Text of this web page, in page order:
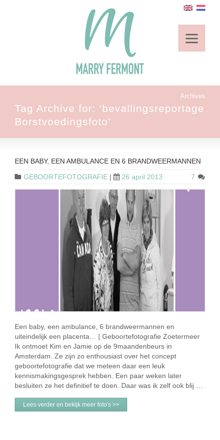
Archives
Tag Archive for: ‘bevallingsreportage
Borstvoedingsfoto’
EEN BABY, EEN AMBULANCE EN 6 BRANDWEERMANNEN
GEBOORTEFOTOGRAFIE | 26 april 2013 7
Een baby, een ambulance, 6 brandweermannen en
uiteindelijk een placenta… | Geboortefotografie Zoetermeer
Ik ontmoet Kim en Jamie op de 9maandenbeurs in
Amsterdam. Ze zijn zo enthousiast over het concept
geboortefotografie dat we meteen daar een leuk
kennismakingsgesprek hebben. Een paar weken later
besluiten ze het definitief te doen. Daar was ik zelf ook blij …
Lees verder en bekijk meer foto's >>